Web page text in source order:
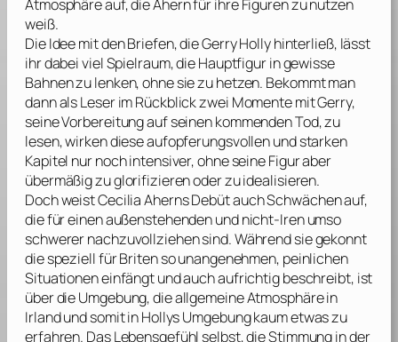
Atmosphäre auf, dieAhernfür ihre Figuren zu nutzen
weiß.
Die Idee mit den Briefen, die Gerry Holly hinterließ, lässt
ihr dabei viel Spielraum, die Hauptfigur in gewisse
Bahnen zu lenken, ohne sie zu hetzen. Bekommt man
dann als Leser im Rückblick zwei Momente mit Gerry,
seine Vorbereitung auf seinen kommenden Tod, zu
lesen, wirken diese aufopferungsvollen und starken
Kapitel nur noch intensiver, ohne seine Figur aber
übermäßig zu glorifizieren oder zu idealisieren.
Doch weistCecilia AhernsDebüt auch Schwächen auf,
die für einen außenstehenden und nicht-Iren umso
schwerer nachzuvollziehen sind. Während sie gekonnt
die speziell für Briten so unangenehmen, peinlichen
Situationen einfängt und auch aufrichtig beschreibt, ist
über die Umgebung, die allgemeine Atmosphäre in
Irland und somit in Hollys Umgebung kaum etwas zu
erfahren. Das Lebensgefühl selbst, die Stimmung in der